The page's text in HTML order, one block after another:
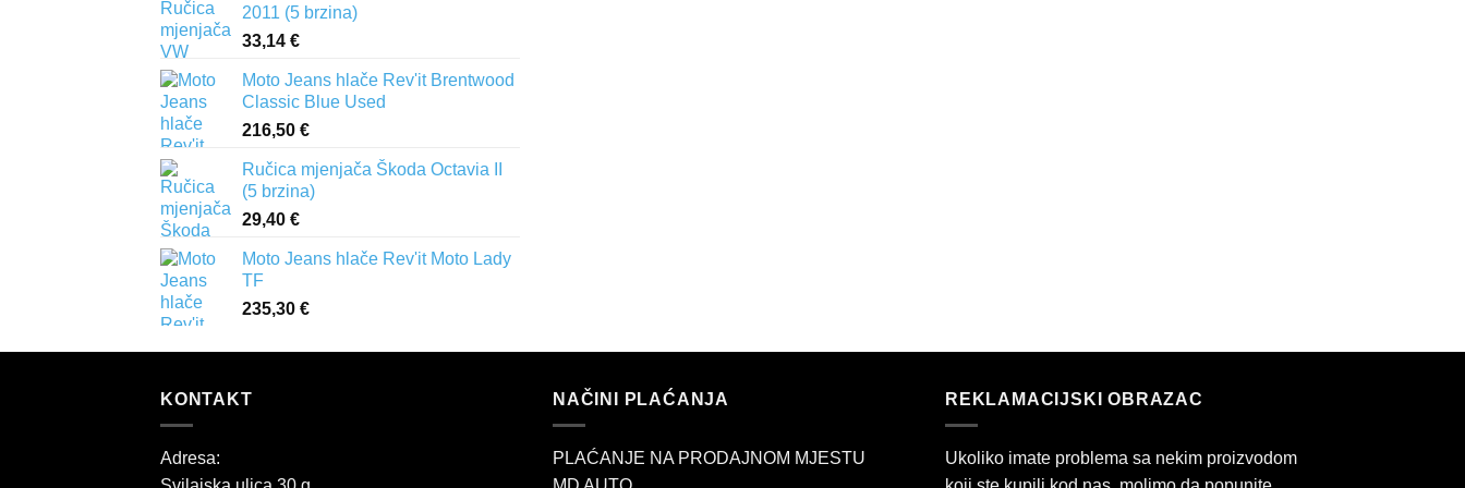
2011 (5 brzina)
33,14 €
Moto Jeans hlače Rev'it Brentwood
Classic Blue Used
216,50 €
Ručica mjenjača Škoda Octavia II
(5 brzina)
29,40 €
Moto Jeans hlače Rev'it Moto Lady
TF
235,30 €
KONTAKT
Adresa:
NAČINI PLAĆANJA
PLAĆANJE NA PRODAJNOM MJESTU
REKLAMACIJSKI OBRAZAC
Ukoliko imate problema sa nekim proizvodom